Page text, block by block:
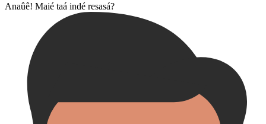
Anaûê! Maié taá indé resasá?